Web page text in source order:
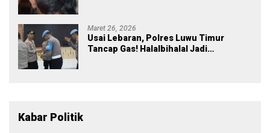
Maret 26, 2026
Usai Lebaran, Polres Luwu Timur
Tancap Gas! Halalbihalal Jadi
Kabar Politik